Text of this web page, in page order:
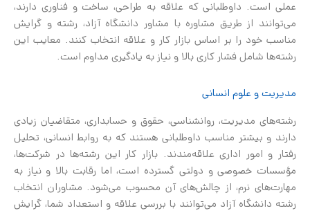
عملی است. داوطلبانی که علاقه به طراحی، ساخت و فناوری دارند،
می‌توانند از طریق مشاوره با مشاور دانشگاه آزاد، رشته و گرایش
مناسب خود را بر اساس بازار کار و علاقه انتخاب کنند. معایب این
رشته‌ها شامل فشار کاری بالا و نیاز به یادگیری مداوم است.
مدیریت و علوم انسانی
رشته‌های مدیریت، روانشناسی، حقوق و حسابداری، متقاضیان زیادی
دارند و بیشتر مناسب داوطلبانی هستند که به روابط انسانی، تحلیل
رفتار و امور اداری علاقه‌مندند. بازار کار این رشته‌ها در شرکت‌ها،
مؤسسات خصوصی و دولتی گسترده است، اما رقابت بالا و نیاز به
مهارت‌های نرم، از چالش‌های آن محسوب می‌شود. مشاوران انتخاب
رشته دانشگاه آزاد می‌توانند با بررسی علاقه و استعداد شما، گرایش